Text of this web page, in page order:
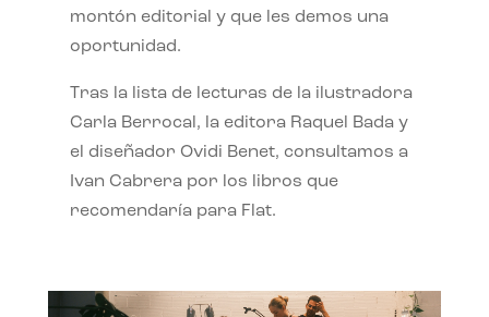
montón editorial y que les demos una
oportunidad.
Tras la lista de lecturas de la ilustradora
Carla Berrocal, la editora Raquel Bada y
el diseñador Ovidi Benet, consultamos a
Ivan Cabrera por los libros que
recomendaría para Flat.